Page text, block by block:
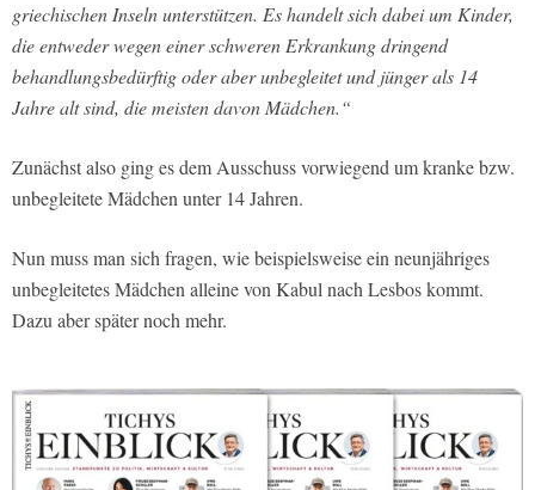
griechischen Inseln unterstützen. Es handelt sich dabei um Kinder,
die entweder wegen einer schweren Erkrankung dringend
behandlungsbedürftig oder aber unbegleitet und jünger als 14
Jahre alt sind, die meisten davon Mädchen.“
Zunächst also ging es dem Ausschuss vorwiegend um kranke bzw.
unbegleitete Mädchen unter 14 Jahren.
Nun muss man sich fragen, wie beispielsweise ein neunjähriges
unbegleitetes Mädchen alleine von Kabul nach Lesbos kommt.
Dazu aber später noch mehr.